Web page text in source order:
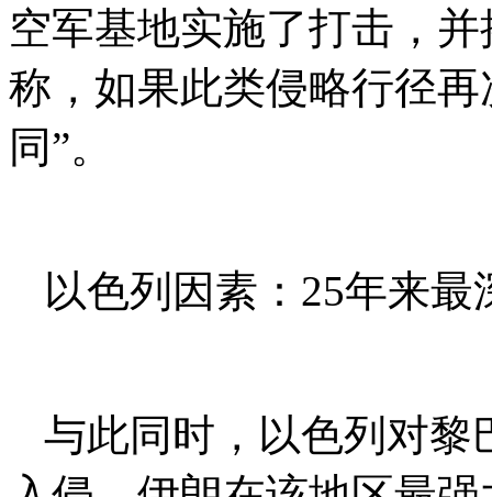
空军基地实施了打击，
称，如果此类侵略行径
同”。
以色列因素：25年来最
与此同时，以色列对黎